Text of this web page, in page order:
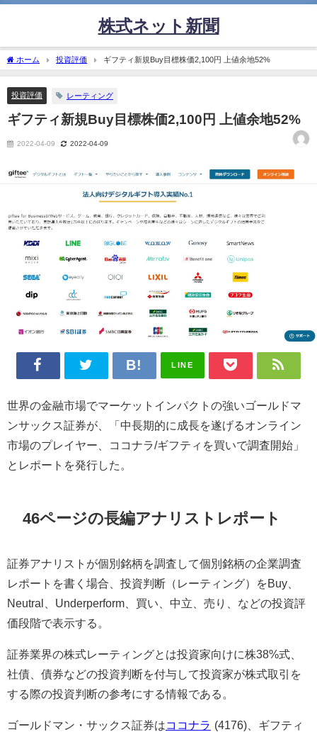
株式ネット新聞
ホーム 投資評価 ギフティ新規Buy目標株価2,100円 上値余地52%
投資評価 レーティング
ギフティ新規Buy目標株価2,100円 上値余地52%
2022-04-09 2022-04-09
LINE
世界の金融市場でマーケットインパクトの強いゴールドマ
ンサックス証券が、「中長期的に成長を遂げるオンライン
市場のプレイヤー、ココナラ/ギフティを買いで調査開始」
とレポートを発行した。
46ページの長編アナリストレポート
証券アナリストが個別銘柄を調査して個別銘柄の企業調査
レポートを書く場合、投資判断（レーティング）をBuy、
Neutral、Underperform、買い、中立、売り、などの投資評
価段階で表示する。
証券業界の株式レーティングとは投資家向けに株38%式、
社債、債券などの投資判断を付与して投資家が株式取引を
する際の投資判断の参考にする情報である。
ゴールドマン・サックス証券はココナラ (4176)、ギフティ